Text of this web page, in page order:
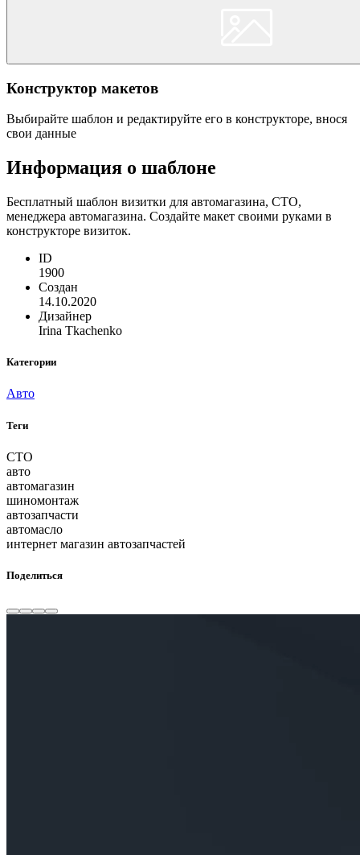
Конструктор макетов
Выбирайте шаблон и редактируйте его в конструкторе, внося
свои данные
Информация о шаблоне
Бесплатный шаблон визитки для автомагазина, СТО,
менеджера автомагазина. Создайте макет своими руками в
конструкторе визиток.
ID
1900
Создан
14.10.2020
Дизайнер
Irina Tkachenko
Категории
Авто
Теги
СТО
авто
автомагазин
шиномонтаж
автозапчасти
автомасло
интернет магазин автозапчастей
Поделиться